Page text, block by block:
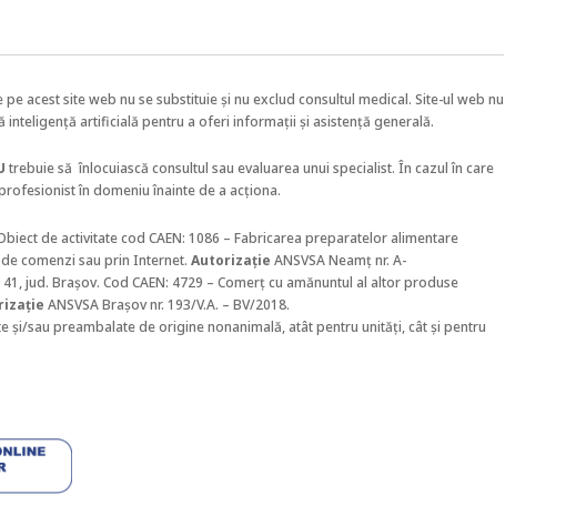
acest site web nu se substituie și nu exclud consultul medical. Site-ul web nu
inteligență artificială pentru a oferi informații și asistență generală.
trebuie să înlocuiască consultul sau evaluarea unui specialist. În cazul în care
în domeniu înainte de a acționa.
de activitate cod CAEN: 1086 – Fabricarea preparatelor alimentare
comenzi sau prin Internet. Autorizație ANSVSANeamțnr. A-
jud. Braşov. Cod CAEN: 4729 – Comerț cu amănuntul al altor produse
ANSVSA Brașov nr. 193/V.A. – BV/2018.
și/sau preambalate de origine nonanimală, atât pentru unități, cât și pentru